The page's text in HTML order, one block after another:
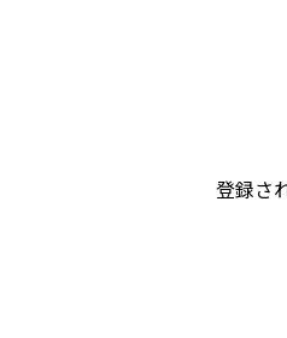
登録さ